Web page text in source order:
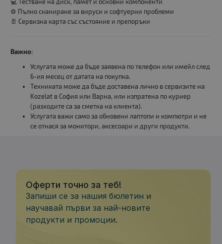
⚙️ Пълно сканиране за вируси и софтуерни проблеми
📄 Сервизна карта със състояние и препоръки
Важно:
Услугата може да бъде заявена по телефон или имейл след
6-ия месец от датата на покупка.
Техниката може да бъде доставена лично в сервизите на
Kozelat в София или Варна, или изпратена по куриер
(разходите са за сметка на клиента).
Услугата важи само за обновени лаптопи и компютри и не
се отнася за монитори, аксесоари и други продукти.
Оферти точно за теб!
Запиши се за нашия бюлетин и
научавай първи за най-новите
продукти и промоции.